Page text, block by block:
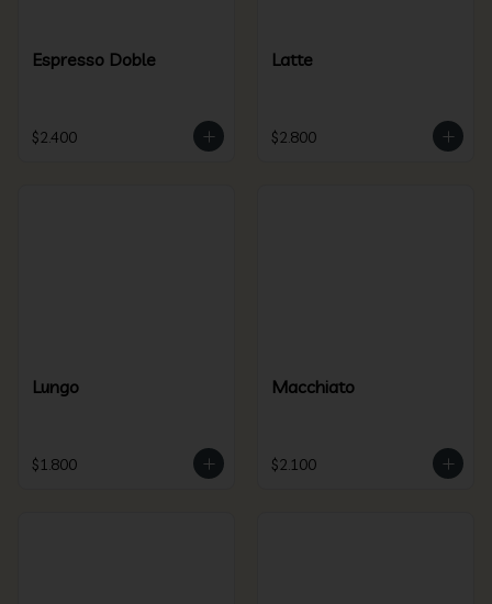
Espresso Doble
$2.400
Latte
$2.800
Lungo
$1.800
Macchiato
$2.100